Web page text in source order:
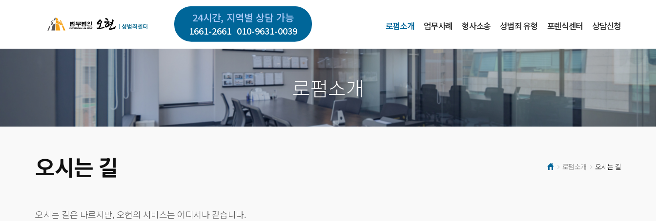
츠
24시간, 지역별 상담 가능
1661-2661 010-9631-0039 로펌소개 업무사례 형사소송 성범죄 유형 포렌식센터 상담신청
로펌소개
오시는 길 로펌소개 오시는 길
오시는 길은 다르지만, 오현의 서비스는 어디서나 같습니다.